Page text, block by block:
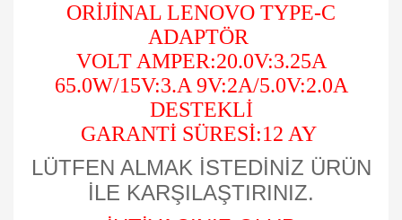
ORİJİNAL LENOVO TYPE-C
ADAPTÖR
VOLT AMPER:20.0V:3.25A
65.0W/15V:3.A 9V:2A/5.0V:2.0A
DESTEKLİ
GARANTİ SÜRESİ:12 AY
LÜTFEN ALMAK İSTEDİNİZ ÜRÜN
İLE KARŞILAŞTIRINIZ.